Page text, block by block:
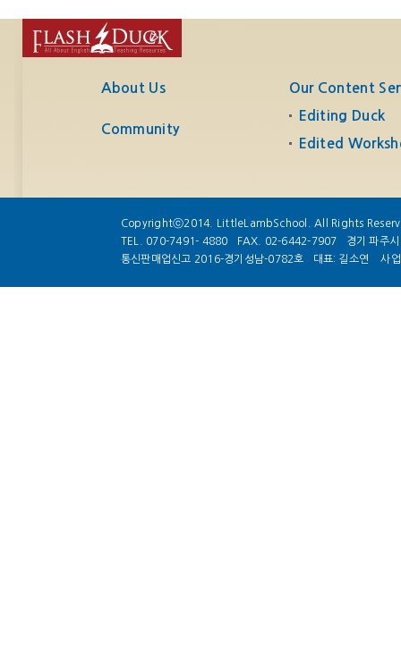
About Us
Community
Our Content
Editing Duck
Edited
Copyrightⓒ2014. LittleLambSchool. All Rights
TEL. 070-7491- 4880
FAX. 02-6442-7907
경기 파주
통신판매업신고 2016-경기성남-0782호
대표: 길소연 사